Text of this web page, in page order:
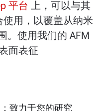
平台 上，可以与其
用，以覆盖从纳米
。使用我们的 AFM
面表征
致力于您的研究